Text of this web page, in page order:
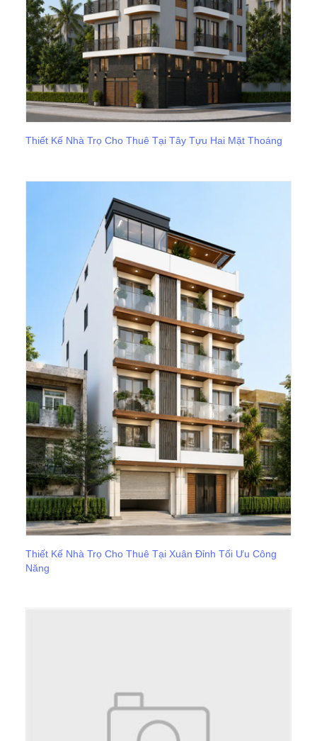
Thiết Kế Nhà Trọ Cho Thuê Tại Tây Tựu Hai Mặt Thoáng
Thiết Kế Nhà Trọ Cho Thuê Tại Xuân Đỉnh Tối Ưu Công
Năng